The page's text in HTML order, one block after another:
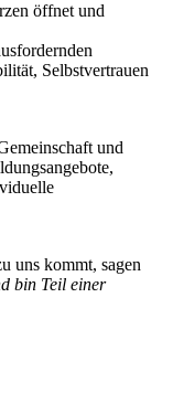
öffnet und
Selbstvertrauen
und
uns kommt, sagen
bin Teil einer